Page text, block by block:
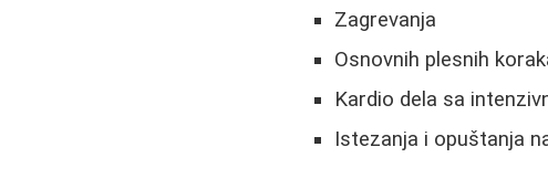
Zagrevanja
Osnovnih plesnih
Kardio dela sa
Istezanja i opuštanja